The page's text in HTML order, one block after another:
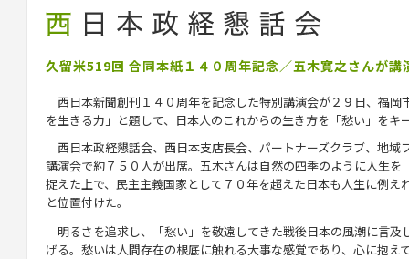
久留米519回 合同本紙１４０周年記念／五木寛之さんが講
西日本新聞創刊１４０周年を記念した特別講演会が２９日、福岡
を生きる力」と題して、日本人のこれからの生き方を「愁い」をキ
西日本政経懇話会、西日本支店長会、パートナーズクラブ、地域
講演会で約７５０人が出席。五木さんは自然の四季のように人生
捉えた上で、民主主義国家として７０年を超えた日本も人生に例
と位置付けた。
明るさを追求し、「愁い」を敬遠してきた戦後日本の風潮に言及
げる。愁いは人間存在の根底に触れる大事な感覚であり、心に抱え